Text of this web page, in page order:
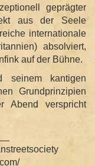
geprägter
aus der Seele
internationale
absolviert,
auf der Bühne.
seinem kantigen
Grundprinzipien
Abend verspricht